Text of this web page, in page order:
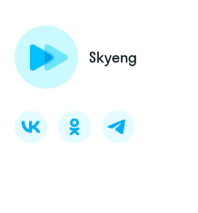
Skyeng